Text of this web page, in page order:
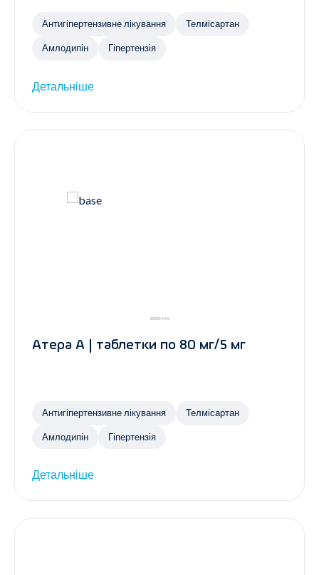
Антигіпертензивне лікування Телмісартан
Амлодипін Гіпертензія
Детальніше
Атера А | таблетки по 80 мг/5 мг
Антигіпертензивне лікування Телмісартан
Амлодипін Гіпертензія
Детальніше